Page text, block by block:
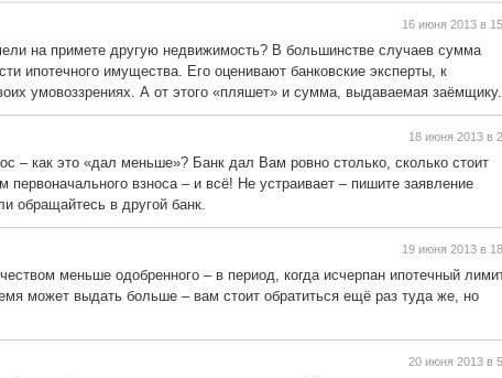
16 июня 2013 в
на примете другую недвижимость? В большинстве случаев сумма
ипотечного имущества. Его оценивают банковские эксперты, к
умовоззрениях. А от этого «пляшет» и сумма, выдаваемая заёмщику.
18 июня 2013 в
– как это «дал меньше»? Банк дал Вам ровно столько, сколько стоит
взноса – и всё! Не устраивает – пишите заявление
обращайтесь в другой банк.
19 июня 2013 в
меньше одобренного – в период, когда исчерпан ипотечный
может выдать больше – вам стоит обратиться ещё раз туда же, но
20 июня 2013 в